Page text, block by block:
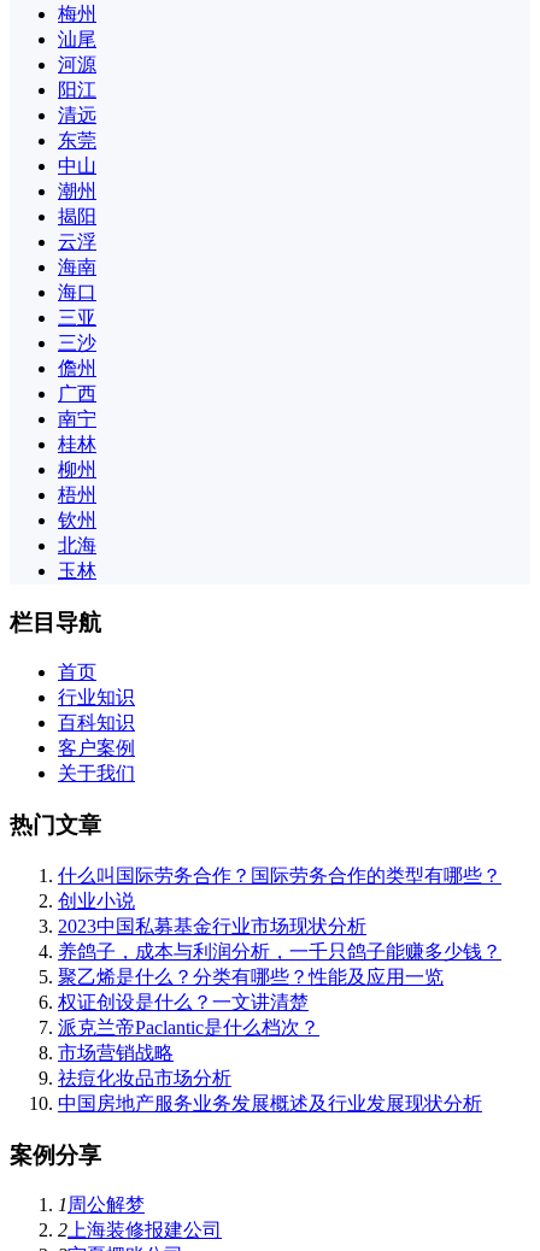
梅州
汕尾
河源
阳江
清远
东莞
中山
潮州
揭阳
云浮
海南
海口
三亚
三沙
儋州
广西
南宁
桂林
柳州
梧州
钦州
北海
玉林
栏目导航
首页
行业知识
百科知识
客户案例
关于我们
热门文章
什么叫国际劳务合作？国际劳务合作的类型有哪些？
创业小说
2023中国私募基金行业市场现状分析
养鸽子，成本与利润分析，一千只鸽子能赚多少钱？
聚乙烯是什么？分类有哪些？性能及应用一览
权证创设是什么？一文讲清楚
派克兰帝Paclantic是什么档次？
市场营销战略
祛痘化妆品市场分析
中国房地产服务业务发展概述及行业发展现状分析
案例分享
1 周公解梦
2 上海装修报建公司